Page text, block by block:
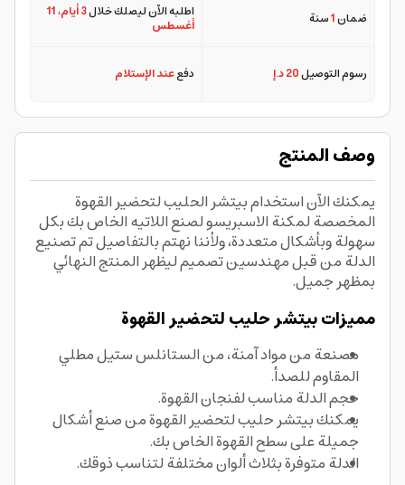
ضمان1سنة اطلبه الآن ليصلك خلال3 أيام ،11
أغسطس
رسوم التوصيل20 د.إ دفععند الإستلام
وصف المنتج
يمكنك الآن استخدام بيتشر الحليب لتحضير القهوة
المخصصة لمكنة الاسبريسو لصنع اللاتيه الخاص بك بكل
سهولة وبأشكال متعددة، ولأننا نهتم بالتفاصيل تم تصنيع
الدلة من قبل مهندسين تصميم ليظهر المنتج النهائي
بمظهر جميل.
مميزات بيتشر حليب لتحضير القهوة
مصنعة من مواد آمنة، من الستانلس ستيل مطلي
المقاوم للصدأ.
حجم الدلة مناسب لفنجان القهوة.
يمكنك بيتشر حليب لتحضير القهوة من صنع أشكال
جميلة على سطح القهوة الخاص بك.
الدلة متوفرة بثلاث ألوان مختلفة لتناسب ذوقك.